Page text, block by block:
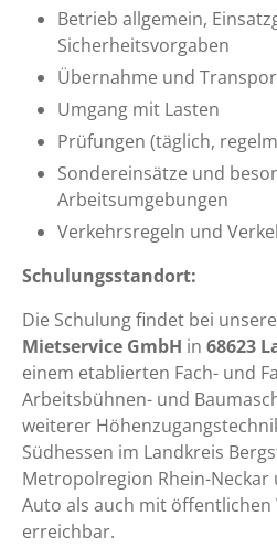
Betrieb allgemein,
Sicherheitsvorgaben
Übernahme und
Umgang mit Lasten
Prüfungen (täglich,
Sondereinsätze und
Arbeitsumgebungen
Verkehrsregeln und
Schulungsstandort:
Die Schulung findet bei
Mietservice GmbH in 68623
einem etablierten Fach- und
Arbeitsbühnen- und
weiterer
Südhessen im Landkreis
Metropolregion Rhein-
Auto als auch mit
erreichbar.